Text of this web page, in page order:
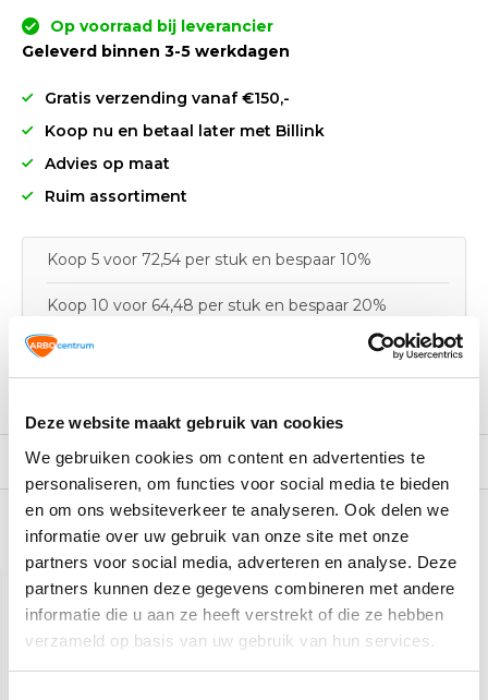
Deze website maakt gebruik van cookies
We gebruiken cookies om content en advertenties te
personaliseren, om functies voor social media te bieden
en om ons websiteverkeer te analyseren. Ook delen we
informatie over uw gebruik van onze site met onze
partners voor social media, adverteren en analyse. Deze
partners kunnen deze gegevens combineren met andere
informatie die u aan ze heeft verstrekt of die ze hebben
verzameld op basis van uw gebruik van hun services.
Op voorraad bij leverancier
Geleverd binnen 3-5 werkdagen
Gratis verzending vanaf €150,-
Koop nu en betaal later met Billink
Advies op maat
Ruim assortiment
Koop 5 voor 72,54 per stuk en bespaar 10%
Koop 10 voor 64,48 per stuk en bespaar 20%
Specificaties
Recent bekeken